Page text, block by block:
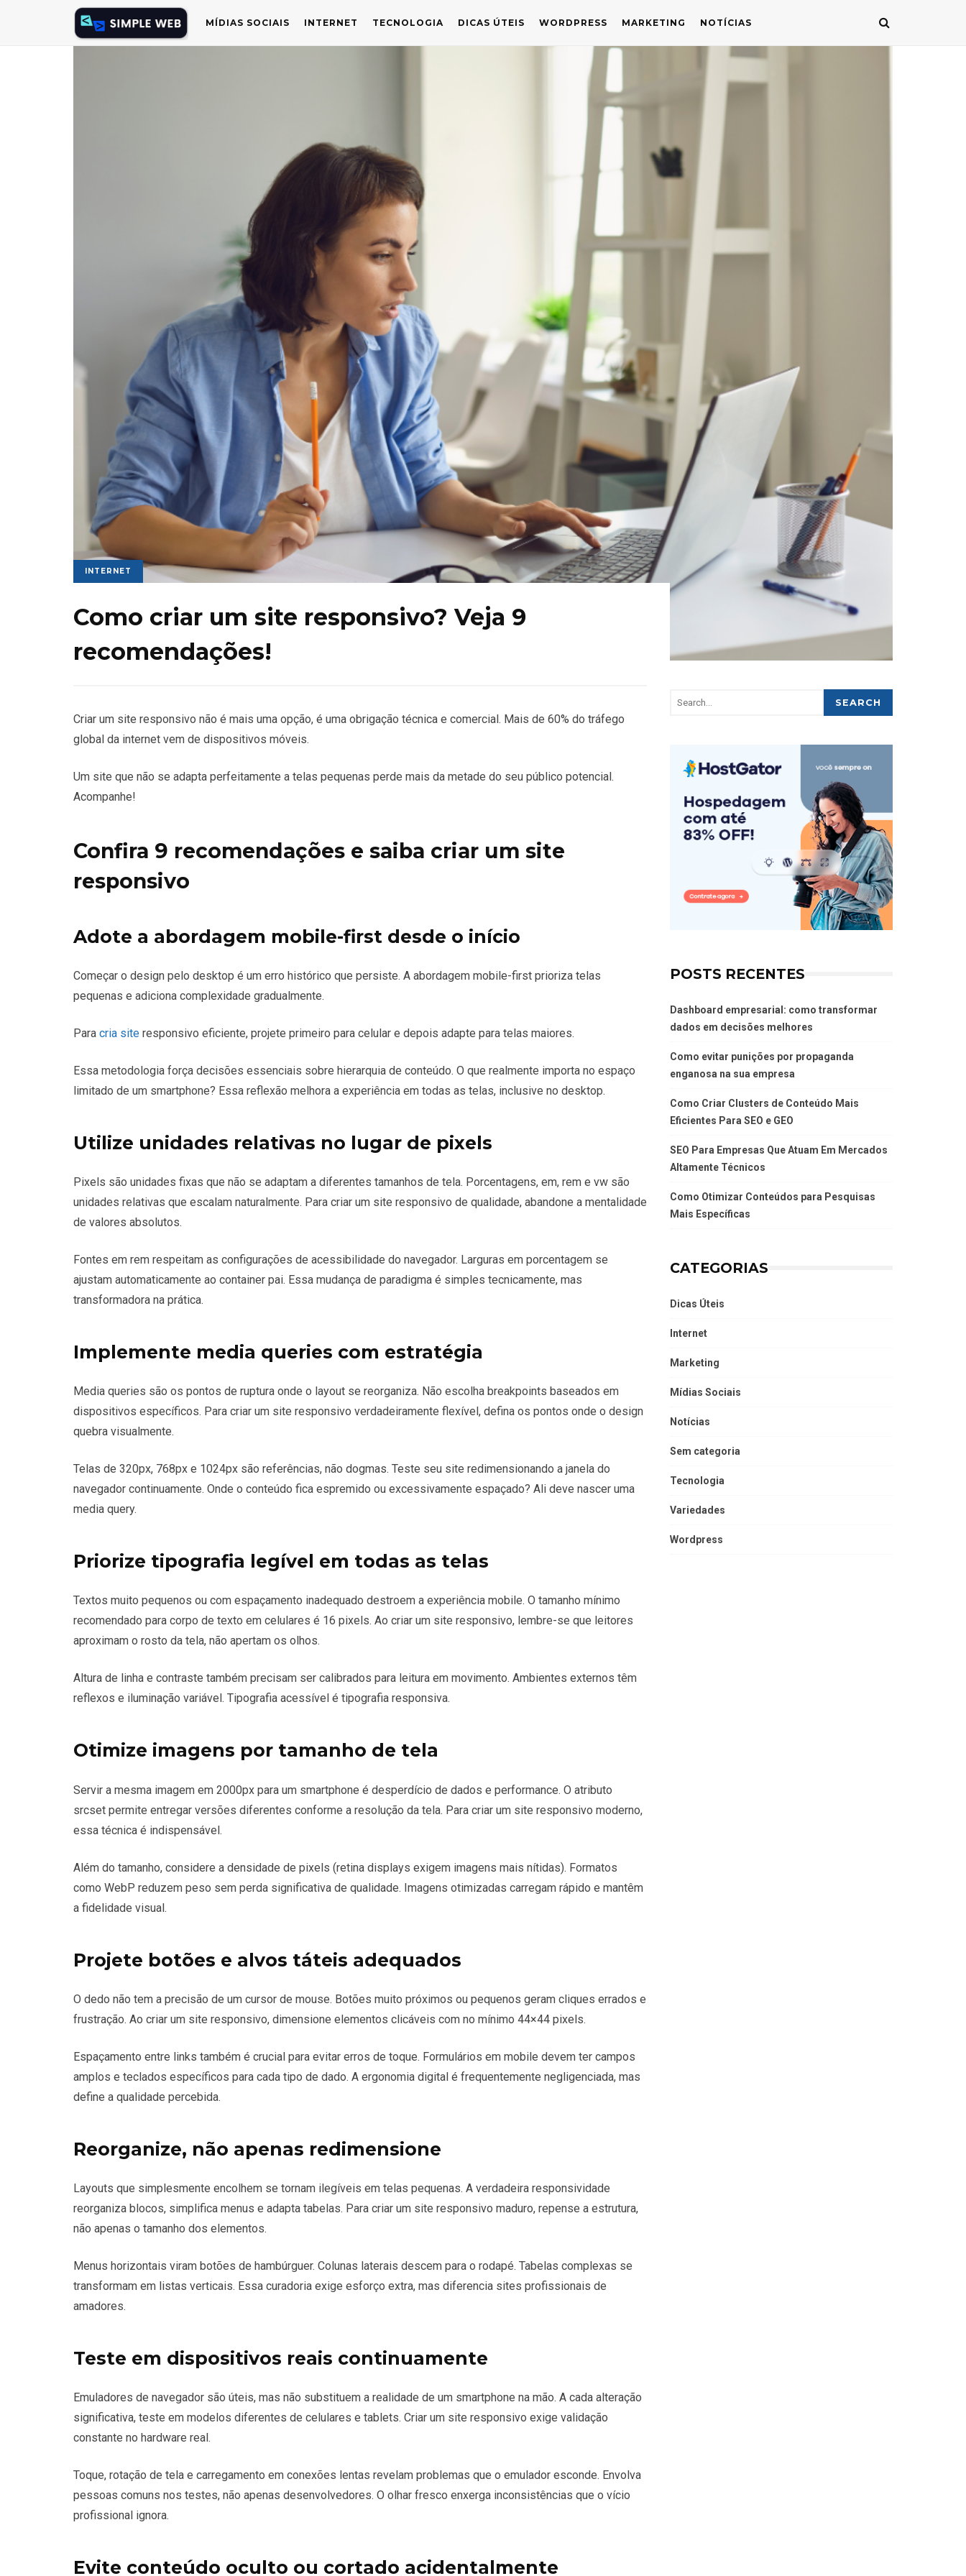
MÍDIAS SOCIAIS INTERNET TECNOLOGIA DICAS ÚTEIS WORDPRESS MARKETING NOTÍCIAS
INTERNET
Como criar um site responsivo? Veja 9
recomendações!
Criar um site responsivo não é mais uma opção, é uma obrigação técnica e comercial. Mais de 60% do tráfego
global da internet vem de dispositivos móveis.
Um site que não se adapta perfeitamente a telas pequenas perde mais da metade do seu público potencial.
Acompanhe!
Confira 9 recomendações e saiba criar um site
responsivo
Adote a abordagem mobile-first desde o início
Começar o design pelo desktop é um erro histórico que persiste. A abordagem mobile-first prioriza telas
pequenas e adiciona complexidade gradualmente.
Para cria site responsivo eficiente, projete primeiro para celular e depois adapte para telas maiores.
Essa metodologia força decisões essenciais sobre hierarquia de conteúdo. O que realmente importa no espaço
limitado de um smartphone? Essa reflexão melhora a experiência em todas as telas, inclusive no desktop.
Utilize unidades relativas no lugar de pixels
Pixels são unidades fixas que não se adaptam a diferentes tamanhos de tela. Porcentagens, em, rem e vw são
unidades relativas que escalam naturalmente. Para criar um site responsivo de qualidade, abandone a mentalidade
de valores absolutos.
Fontes em rem respeitam as configurações de acessibilidade do navegador. Larguras em porcentagem se
ajustam automaticamente ao container pai. Essa mudança de paradigma é simples tecnicamente, mas
transformadora na prática.
Implemente media queries com estratégia
Media queries são os pontos de ruptura onde o layout se reorganiza. Não escolha breakpoints baseados em
dispositivos específicos. Para criar um site responsivo verdadeiramente flexível, defina os pontos onde o design
quebra visualmente.
Telas de 320px, 768px e 1024px são referências, não dogmas. Teste seu site redimensionando a janela do
navegador continuamente. Onde o conteúdo fica espremido ou excessivamente espaçado? Ali deve nascer uma
media query.
Priorize tipografia legível em todas as telas
Textos muito pequenos ou com espaçamento inadequado destroem a experiência mobile. O tamanho mínimo
recomendado para corpo de texto em celulares é 16 pixels. Ao criar um site responsivo, lembre-se que leitores
aproximam o rosto da tela, não apertam os olhos.
Altura de linha e contraste também precisam ser calibrados para leitura em movimento. Ambientes externos têm
reflexos e iluminação variável. Tipografia acessível é tipografia responsiva.
Otimize imagens por tamanho de tela
Servir a mesma imagem em 2000px para um smartphone é desperdício de dados e performance. O atributo
srcset permite entregar versões diferentes conforme a resolução da tela. Para criar um site responsivo moderno,
essa técnica é indispensável.
Além do tamanho, considere a densidade de pixels (retina displays exigem imagens mais nítidas). Formatos
como WebP reduzem peso sem perda significativa de qualidade. Imagens otimizadas carregam rápido e mantêm
a fidelidade visual.
Projete botões e alvos táteis adequados
O dedo não tem a precisão de um cursor de mouse. Botões muito próximos ou pequenos geram cliques errados e
frustração. Ao criar um site responsivo, dimensione elementos clicáveis com no mínimo 44×44 pixels.
Espaçamento entre links também é crucial para evitar erros de toque. Formulários em mobile devem ter campos
amplos e teclados específicos para cada tipo de dado. A ergonomia digital é frequentemente negligenciada, mas
define a qualidade percebida.
Reorganize, não apenas redimensione
Layouts que simplesmente encolhem se tornam ilegíveis em telas pequenas. A verdadeira responsividade
reorganiza blocos, simplifica menus e adapta tabelas. Para criar um site responsivo maduro, repense a estrutura,
não apenas o tamanho dos elementos.
Menus horizontais viram botões de hambúrguer. Colunas laterais descem para o rodapé. Tabelas complexas se
transformam em listas verticais. Essa curadoria exige esforço extra, mas diferencia sites profissionais de
amadores.
Teste em dispositivos reais continuamente
Emuladores de navegador são úteis, mas não substituem a realidade de um smartphone na mão. A cada alteração
significativa, teste em modelos diferentes de celulares e tablets. Criar um site responsivo exige validação
constante no hardware real.
Toque, rotação de tela e carregamento em conexões lentas revelam problemas que o emulador esconde. Envolva
pessoas comuns nos testes, não apenas desenvolvedores. O olhar fresco enxerga inconsistências que o vício
profissional ignora.
Evite conteúdo oculto ou cortado acidentalmente
SEARCH
POSTS RECENTES
Dashboard empresarial: como transformar
dados em decisões melhores
Como evitar punições por propaganda
enganosa na sua empresa
Como Criar Clusters de Conteúdo Mais
Eficientes Para SEO e GEO
SEO Para Empresas Que Atuam Em Mercados
Altamente Técnicos
Como Otimizar Conteúdos para Pesquisas
Mais Específicas
CATEGORIAS
Dicas Úteis
Internet
Marketing
Mídias Sociais
Notícias
Sem categoria
Tecnologia
Variedades
Wordpress